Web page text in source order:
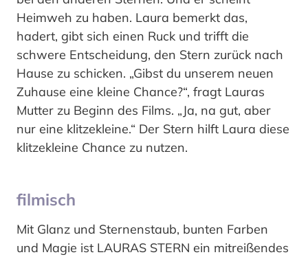
Heimweh zu haben. Laura bemerkt das,
hadert, gibt sich einen Ruck und trifft die
schwere Entscheidung, den Stern zurück nach
Hause zu schicken. „Gibst du unserem neuen
Zuhause eine kleine Chance?“, fragt Lauras
Mutter zu Beginn des Films. „Ja, na gut, aber
nur eine klitzekleine.“ Der Stern hilft Laura diese
klitzekleine Chance zu nutzen.
filmisch
Mit Glanz und Sternenstaub, bunten Farben
und Magie ist LAURAS STERN ein mitreißendes